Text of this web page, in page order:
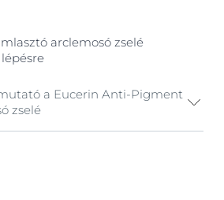
és hatékonysága nagyon jó,
is. Minden bőrárnyalat esetén
arclemosó zselé
a Eucerin Anti-Pigment
zselé